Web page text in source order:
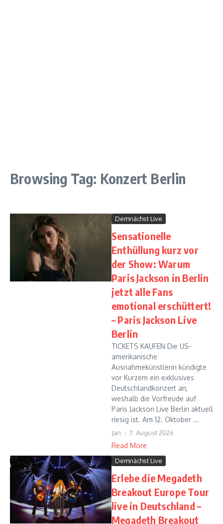
Browsing Tag: Konzert Berlin
Demnächst Live
Sensationelle
Enthüllung kurz vor
der Show: Warum
Paris Jackson in Berlin
jetzt alle Fans
emotional erschüttert!
– Paris Jackson Live
Berlin
TICKETS KAUFEN Die US-
amerikanische
Ausnahmekünstlerin kündigte
vor Kurzem ein exklusives
Deutschlandkonzert an,
weshalb die Vorfreude auf
Paris Jackson Live Berlin aktuell
riesig ist. Am 12. Oktober ...
Jan 7. August 2026
Read More
Demnächst Live
Erlebe die Megadeth
Breakout Europe Tour
live in Deutschland –
Megadeth Breakout